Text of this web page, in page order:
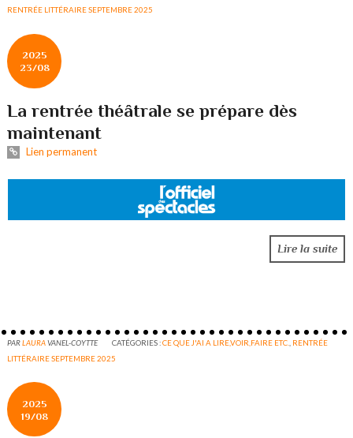
RENTRÉE LITTÉRAIRE SEPTEMBRE 2025
2025
23/08
La rentrée théâtrale se prépare dès
maintenant
Lien permanent
Lire la suite
PARLAURAVANEL-COYTTE CATÉGORIES :CE QUE J'AI A LIRE,VOIR,FAIRE ETC. RENTRÉE
LITTÉRAIRE SEPTEMBRE 2025
2025
19/08